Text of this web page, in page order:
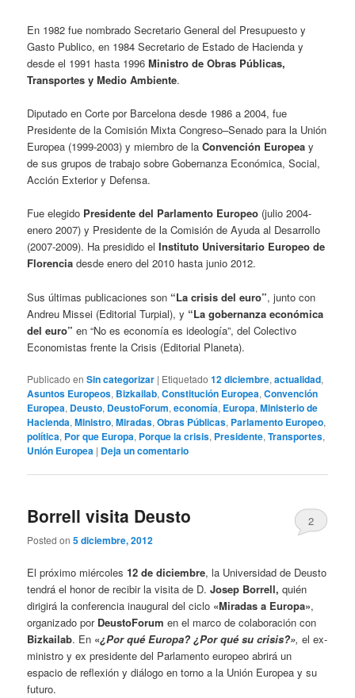
En 1982 fue nombrado Secretario General del Presupuesto y
Gasto Publico, en 1984 Secretario de Estado de Hacienda y
desde el 1991 hasta 1996Ministro de Obras Públicas,
Transportes y Medio Ambiente.
Diputado en Corte por Barcelona desde 1986 a 2004, fue
Presidente de la Comisión Mixta Congreso–Senado para la Unión
Europea (1999-2003) y miembro de laConvención Europea y
de sus grupos de trabajo sobre Gobernanza Económica, Social,
Acción Exterior y Defensa.
Fue elegido Presidente del Parlamento Europeo (julio 2004-
enero 2007) y Presidente de la Comisión de Ayuda al Desarrollo
(2007-2009). Ha presidido elInstituto Universitario Europeo de
Florencia desde enero del 2010 hasta junio 2012.
Sus últimas publicaciones son “La crisis del euro”, junto con
Andreu Missei (Editorial Turpial), y “La gobernanza económica
del euro” en “No es economía es ideología”, del Colectivo
Economistas frente la Crisis (Editorial Planeta).
Publicado en Sin categorizar | Etiquetado 12 diciembre,actualidad,
Asuntos Europeos, Bizkailab,Constitución Europea,Convención
Europea, Deusto, DeustoForum,economía, Europa,Ministerio de
Hacienda,Ministro,Miradas,Obras Públicas, Parlamento Europeo,
política, Por que Europa, Porque la crisis, Presidente,Transportes,
Unión Europea | Deja un comentario
Borrell visita Deusto
Posted on5 diciembre, 2012
2
El próximo miércoles12 de diciembre, la Universidad de Deusto
tendrá el honor de recibir la visita de D.Josep Borrell, quién
dirigirá la conferencia inaugural del ciclo «Miradas a Europa»,
organizado por DeustoForum en el marco de colaboración con
Bizkailab. En «¿Por qué Europa? ¿Por qué su crisis?»,el ex-
ministro y ex presidente del Parlamento europeo abrirá un
espacio de reflexión y diálogo en torno a la Unión Europea y su
futuro.